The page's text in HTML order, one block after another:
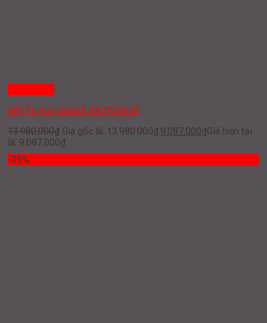
Bếp Từ Đôi GrandX GX IP669SE
13.980.000₫ Giá gốc là: 13.980.000₫.9.087.000₫Giá hiện tại
là: 9.087.000₫.
-35%